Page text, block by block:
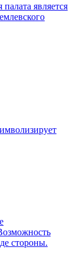
является
стороны.